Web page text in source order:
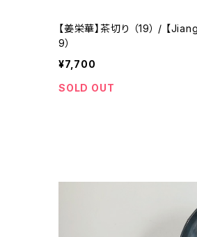
【姜栄華】茶切り （19） / 【
9）
¥7,700
SOLD OUT